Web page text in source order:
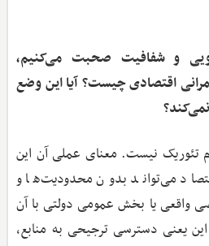
و شفافیت صحبت می‌کنیم،
اقتصادی چیست؟ آیا این وضع
تئوریک نیست. معنای عملی آن این
می‌تواند بدون محدودیت‌ها و
یا بخش عمومی دولتی با آن
یعنی دسترسی ترجیحی به منابع،